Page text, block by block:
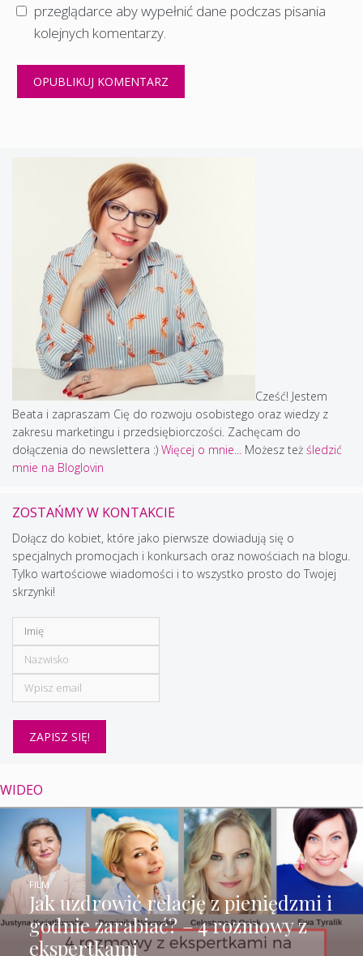
przeglądarce aby wypełnić dane podczas pisania
kolejnych komentarzy.
Cześć! Jestem
Beata i zapraszam Cię do rozwoju osobistego oraz wiedzy z
zakresu marketingu i przedsiębiorczości. Zachęcam do
dołączenia do newslettera :) Więcej o mnie... Możesz też śledzić
mnie na Bloglovin
ZOSTAŃMY W KONTAKCIE
Dołącz do kobiet, które jako pierwsze dowiadują się o
specjalnych promocjach i konkursach oraz nowościach na blogu.
Tylko wartościowe wiadomości i to wszystko prosto do Twojej
skrzynki!
WIDEO
Jak uzdrowić relację z pieniędzmi i
godnie zarabiać? – 4 rozmowy z
ekspertkami
FILM